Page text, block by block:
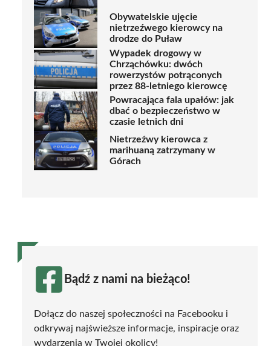
Obywatelskie ujęcie
nietrzeźwego kierowcy na
drodze do Puław
Wypadek drogowy w
Chrząchówku: dwóch
rowerzystów potrąconych
przez 88-letniego kierowcę
Powracająca fala upałów: jak
dbać o bezpieczeństwo w
czasie letnich dni
Nietrzeźwy kierowca z
marihuaną zatrzymany w
Górach
Bądź z nami na bieżąco!
Dołącz do naszej społeczności na Facebooku i
odkrywaj najświeższe informacje, inspiracje oraz
wydarzenia w Twojej okolicy!